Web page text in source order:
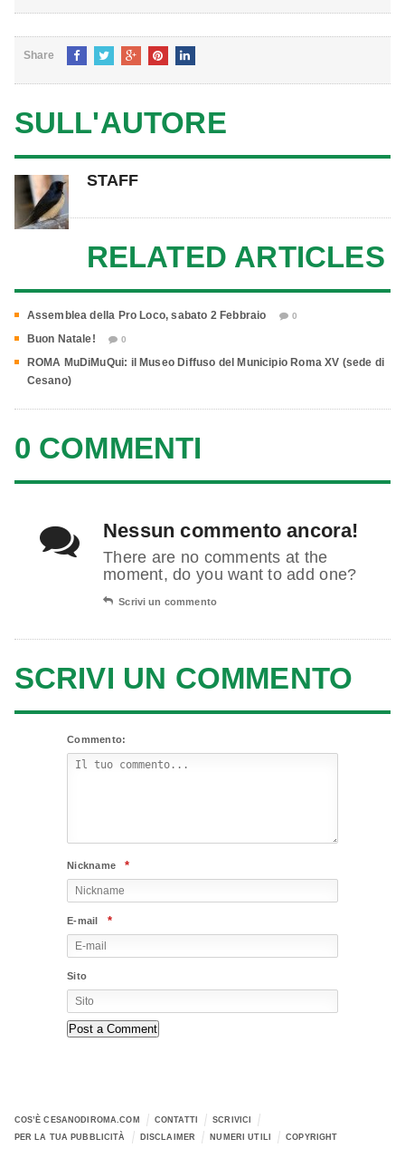
Share
SULL'AUTORE
STAFF
RELATED ARTICLES
Assemblea della Pro Loco, sabato 2 Febbraio 0
Buon Natale! 0
ROMA MuDiMuQui: il Museo Diffuso del Municipio Roma XV (sede di
Cesano)
0 COMMENTI
Nessun commento ancora!
There are no comments at the
moment, do you want to add one?
Scrivi un commento
SCRIVI UN COMMENTO
Commento:
Nickname *
E-mail *
Sito
COS’È CESANODIROMA.COM CONTATTI
SCRIVICI
PER LA TUA PUBBLICITÀ
DISCLAIMER NUMERI UTILI COPYRIGHT